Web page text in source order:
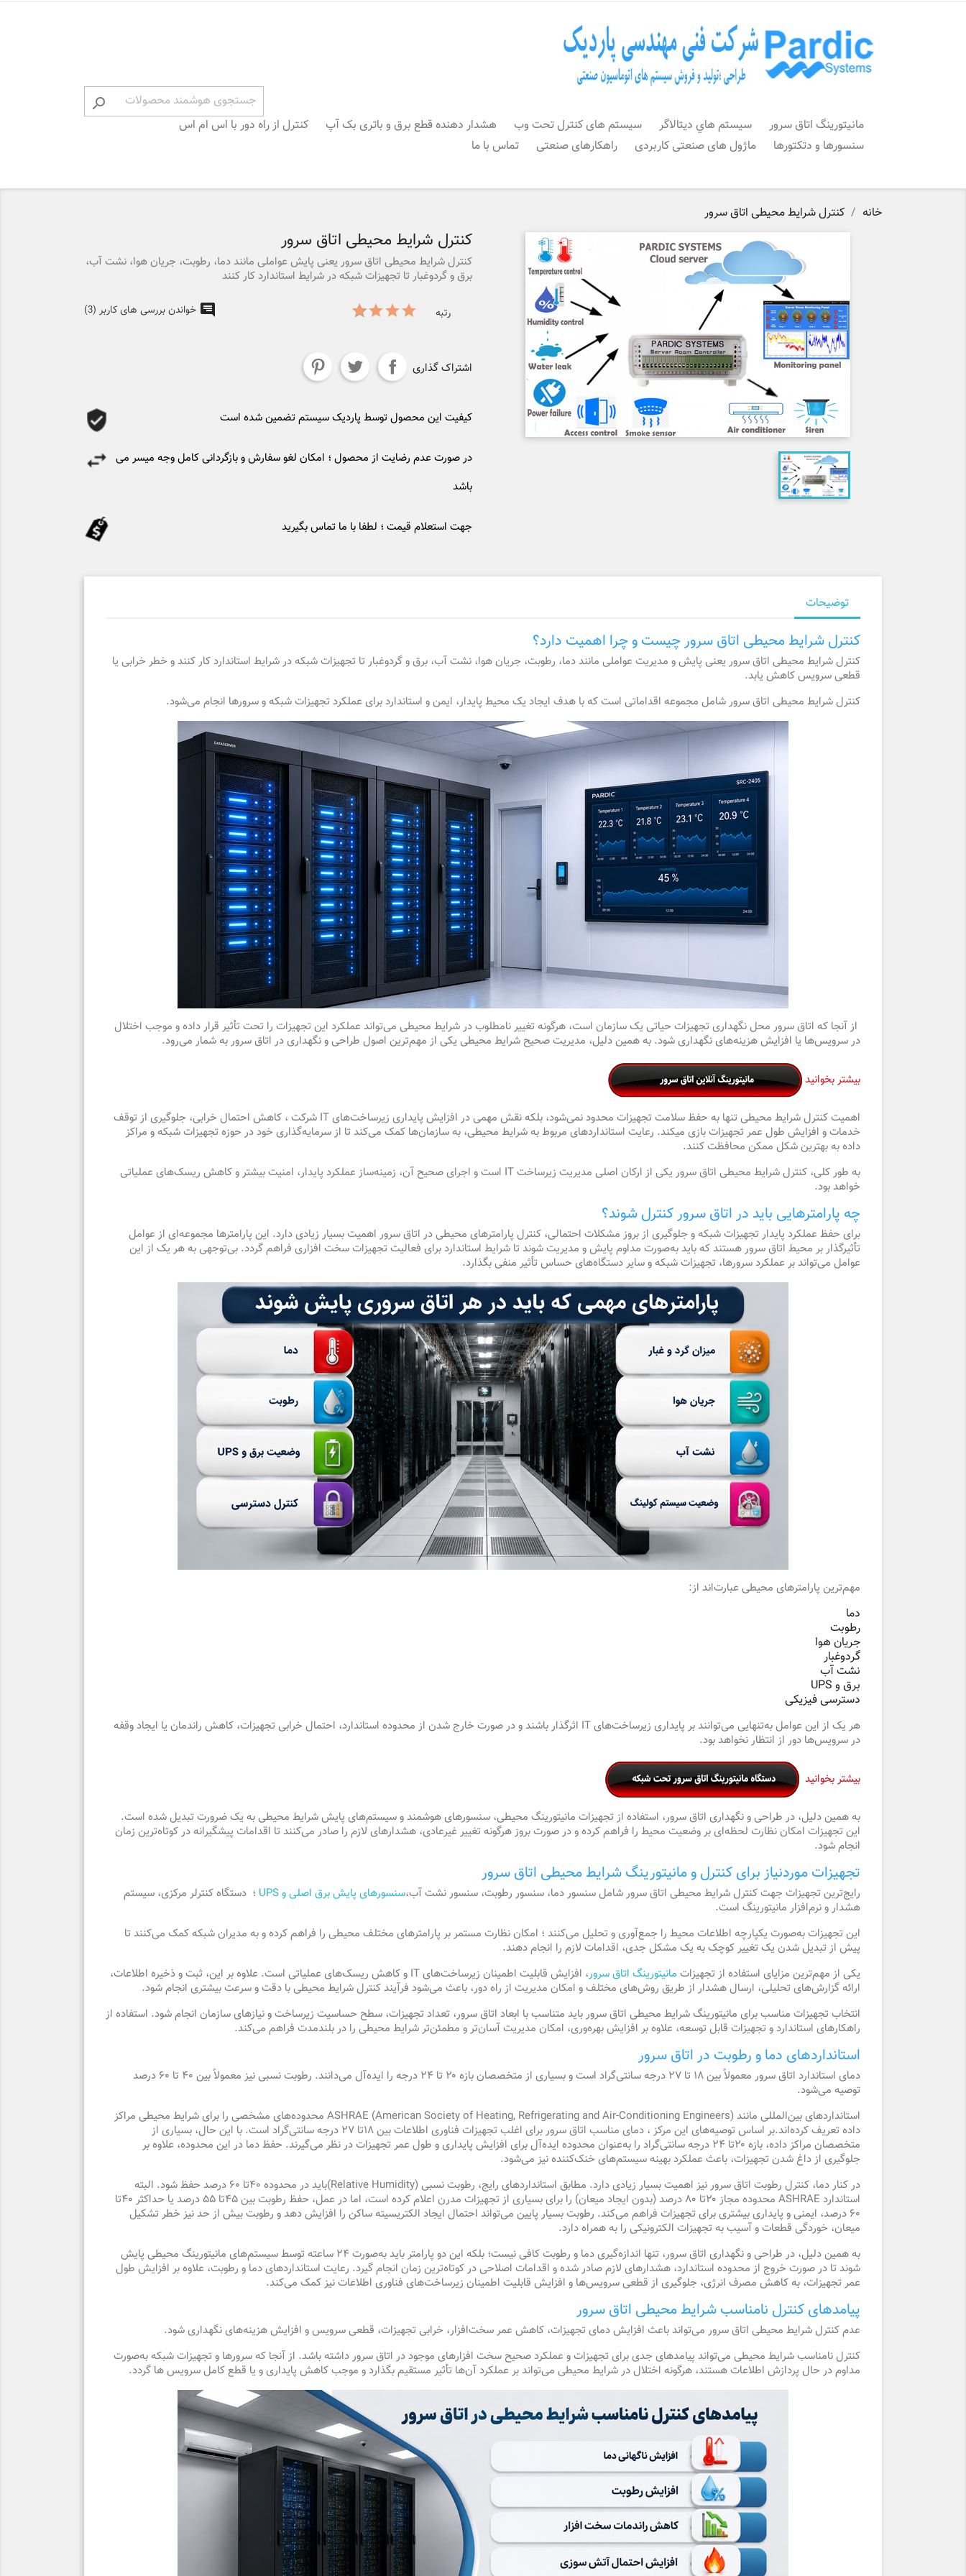

مانیتورینگ اتاق سرور سيستم هاي ديتالاگر سیستم های کنترل تحت وب هشدار دهنده قطع برق و باتری بک آپ
کنترل از راه دور با اس ام اس
سنسورها و دتکتورها
ماژول های صنعتی کاربردی راهکارهای صنعتی تماس با ما
خانه کنترل شرایط محیطی اتاق سرور
کنترل شرایط محیطی اتاق سرور
کنترل شرایط محیطی اتاق سرور یعنی پایش عواملی مانند دما، رطوبت، جریان هوا، نشت آب،
برق و گردوغبار تا تجهیزات شبکه در شرایط استاندارد کار کنند
رتبه خواندن بررسی های کاربر (3)
اشتراک گذاری
کیفیت این محصول توسط پاردیک سیستم تضمین شده است
در صورت عدم رضایت از محصول ؛ امکان لغو سفارش و بازگردانی کامل وجه میسر می
باشد
جهت استعلام قیمت ؛ لطفا با ما تماس بگیرید
توضیحات
کنترل شرایط محیطی اتاق سرور چیست و چرا اهمیت دارد؟
کنترل شرایط محیطی اتاق سرور یعنی پایش و مدیریت عواملی مانند دما، رطوبت، جریان هوا، نشت آب، برق و گردوغبار تا تجهیزات شبکه در شرایط استاندارد کار کنند و خطر خرابی یا
قطعی سرویس کاهش یابد.
کنترل شرایط محیطی اتاق سرور شامل مجموعه اقداماتی است که با هدف ایجاد یک محیط پایدار، ایمن و استاندارد برای عملکرد تجهیزات شبکه و سرورها انجام می‌شود.
از آنجا که اتاق سرور محل نگهداری تجهیزات حیاتی یک سازمان است، هرگونه تغییر نامطلوب در شرایط محیطی می‌تواند عملکرد این تجهیزات را تحت تأثیر قرار داده و موجب اختلال
در سرویس‌ها یا افزایش هزینه‌های نگهداری شود. به همین دلیل، مدیریت صحیح شرایط محیطی یکی از مهم‌ترین اصول طراحی و نگهداری در اتاق سرور به شمار می‌رود.
بیشتر بخوانید
اهمیت کنترل شرایط محیطی تنها به حفظ سلامت تجهیزات محدود نمی‌شود، بلکه نقش مهمی در افزایش پایداری زیرساخت‌های IT شرکت ، کاهش احتمال خرابی، جلوگیری از توقف
خدمات و افزایش طول عمر تجهیزات بازی میکند. رعایت استانداردهای مربوط به شرایط محیطی، به سازمان‌ها کمک می‌کند تا از سرمایه‌گذاری خود در حوزه تجهیزات شبکه و مراکز
داده به بهترین شکل ممکن محافظت کنند.
به طور کلی، کنترل شرایط محیطی اتاق سرور یکی از ارکان اصلی مدیریت زیرساخت‌ IT است و اجرای صحیح آن، زمینه‌ساز عملکرد پایدار، امنیت بیشتر و کاهش ریسک‌های عملیاتی
خواهد بود.
چه پارامترهایی باید در اتاق سرور کنترل شوند؟
برای حفظ عملکرد پایدار تجهیزات شبکه و جلوگیری از بروز مشکلات احتمالی، کنترل پارامترهای محیطی در اتاق سرور اهمیت بسیار زیادی دارد. این پارامترها مجموعه‌ای از عوامل
تأثیرگذار بر محیط اتاق سرور هستند که باید به‌صورت مداوم پایش و مدیریت شوند تا شرایط استاندارد برای فعالیت تجهیزات سخت افزاری فراهم گردد. بی‌توجهی به هر یک از این
عوامل می‌تواند بر عملکرد سرورها، تجهیزات شبکه و سایر دستگاه‌های حساس تأثیر منفی بگذارد.
مهم‌ترین پارامترهای محیطی عبارت‌اند از:
دما
رطوبت
جریان هوا
گردوغبار
نشت آب
برق و UPS
دسترسی فیزیکی
هر یک از این عوامل به‌تنهایی می‌توانند بر پایداری زیرساخت‌های IT اثرگذار باشند و در صورت خارج شدن از محدوده استاندارد، احتمال خرابی تجهیزات، کاهش راندمان یا ایجاد وقفه
در سرویس‌ها دور از انتظار نخواهد بود.
بیشتر بخوانید
به همین دلیل، در طراحی و نگهداری اتاق سرور، استفاده از تجهیزات مانیتورینگ محیطی، سنسورهای هوشمند و سیستم‌های پایش شرایط محیطی به یک ضرورت تبدیل شده است.
این تجهیزات امکان نظارت لحظه‌ای بر وضعیت محیط را فراهم کرده و در صورت بروز هرگونه تغییر غیرعادی، هشدارهای لازم را صادر می‌کنند تا اقدامات پیشگیرانه در کوتاه‌ترین زمان
انجام شود.
تجهیزات موردنیاز برای کنترل و مانیتورینگ شرایط محیطی اتاق سرور
رایج‌ترین تجهیزات جهت کنترل شرایط محیطی اتاق سرور شامل سنسور دما، سنسور رطوبت، سنسور نشت آب،سنسورهای پایش برق اصلی و UPS
؛ دستگاه کنترلر مرکزی، سیستم
هشدار و نرم‌افزار مانیتورینگ است.
این تجهیزات به‌صورت یکپارچه اطلاعات محیط را جمع‌آوری و تحلیل می‌کنند ؛ امکان نظارت مستمر بر پارامترهای مختلف محیطی را فراهم کرده و به مدیران شبکه کمک می‌کنند تا
پیش از تبدیل شدن یک تغییر کوچک به یک مشکل جدی، اقدامات لازم را انجام دهند.
یکی از مهم‌ترین مزایای استفاده از تجهیزات مانیتورینگ اتاق سرور
، افزایش قابلیت اطمینان زیرساخت‌های IT و کاهش ریسک‌های عملیاتی است. علاوه بر این، ثبت و ذخیره اطلاعات،
ارائه گزارش‌های تحلیلی، ارسال هشدار از طریق روش‌های مختلف و امکان مدیریت از راه دور، باعث می‌شود فرآیند کنترل شرایط محیطی با دقت و سرعت بیشتری انجام شود.
انتخاب تجهیزات مناسب برای مانیتورینگ شرایط محیطی اتاق سرور باید متناسب با ابعاد اتاق سرور، تعداد تجهیزات، سطح حساسیت زیرساخت و نیازهای سازمان انجام شود. استفاده از
راهکارهای استاندارد و تجهیزات قابل توسعه، علاوه بر افزایش بهره‌وری، امکان مدیریت آسان‌تر و مطمئن‌تر شرایط محیطی را در بلندمدت فراهم می‌کند.
استانداردهای دما و رطوبت در اتاق سرور
دمای استاندارد اتاق سرور معمولاً بین ۱۸ تا ۲۷ درجه سانتی‌گراد است و بسیاری از متخصصان بازه ۲۰ تا ۲۴ درجه را ایده‌آل می‌دانند. رطوبت نسبی نیز معمولاً بین ۴۰ تا ۶۰ درصد
توصیه می‌شود.
استانداردهای بین‌المللی مانند ASHRAE (American Society of Heating, Refrigerating and Air-Conditioning Engineers) محدوده‌های مشخصی را برای شرایط محیطی مراکز
داده تعریف کرده‌اند.بر اساس توصیه‌های این مرکز ، دمای مناسب اتاق سرور برای اغلب تجهیزات فناوری اطلاعات بین۱۸تا ۲۷ درجه سانتی‌گراد است. با این حال، بسیاری از
متخصصان مراکز داده، بازه ۲۰تا ۲۴ درجه سانتی‌گراد را به‌عنوان محدوده ایده‌آل برای افزایش پایداری و طول عمر تجهیزات در نظر می‌گیرند. حفظ دما در این محدوده، علاوه بر
جلوگیری از داغ شدن تجهیزات، باعث عملکرد بهینه سیستم‌های خنک‌کننده نیز می‌شود.
در کنار دما، کنترل رطوبت اتاق سرور نیز اهمیت بسیار زیادی دارد. مطابق استانداردهای رایج، رطوبت نسبی (Relative Humidity) باید در محدوده ۴۰تا ۶۰ درصد حفظ شود. البته
استاندارد ASHRAE محدوده مجاز
۲۰تا ۸۰ درصد (بدون ایجاد میعان) را برای بسیاری از تجهیزات مدرن اعلام کرده است، اما در عمل، حفظ رطوبت بین۴۵تا ۵۵ درصد یا حداکثر ۴۰تا
۶۰ درصد، ایمنی و پایداری بیشتری برای تجهیزات فراهم می‌کند. رطوبت بسیار پایین می‌تواند احتمال ایجاد الکتریسیته ساکن را افزایش دهد و رطوبت بیش از حد نیز خطر تشکیل
میعان، خوردگی قطعات و آسیب به تجهیزات الکترونیکی را به همراه دارد.
به همین دلیل، در طراحی و نگهداری اتاق سرور، تنها اندازه‌گیری دما و رطوبت کافی نیست؛ بلکه این دو پارامتر باید به‌صورت ۲۴ ساعته توسط سیستم‌های مانیتورینگ محیطی پایش
شوند تا در صورت خروج از محدوده استاندارد، هشدارهای لازم صادر شده و اقدامات اصلاحی در کوتاه‌ترین زمان انجام گیرد. رعایت استانداردهای دما و رطوبت، علاوه بر افزایش طول
عمر تجهیزات، به کاهش مصرف انرژی، جلوگیری از قطعی سرویس‌ها و افزایش قابلیت اطمینان زیرساخت‌های فناوری اطلاعات نیز کمک می‌کند.
پیامدهای کنترل نامناسب شرایط محیطی اتاق سرور
عدم کنترل شرایط محیطی اتاق سرور می‌تواند باعث افزایش دمای تجهیزات، کاهش عمر سخت‌افزار، خرابی تجهیزات، قطعی سرویس و افزایش هزینه‌های نگهداری شود.
کنترل نامناسب شرایط محیطی می‌تواند پیامدهای جدی برای تجهیزات و عملکرد صحیح سخت افزارهای موجود در اتاق سرور داشته باشد. از آنجا که سرورها و تجهیزات شبکه به‌صورت
مداوم در حال پردازش اطلاعات هستند، هرگونه اختلال در شرایط محیطی می‌تواند بر عملکرد آن‌ها تأثیر مستقیم بگذارد و موجب کاهش پایداری و یا قطع کامل سرویس ها گردد.